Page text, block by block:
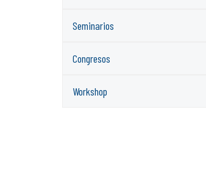
Seminarios
Congresos
Workshop